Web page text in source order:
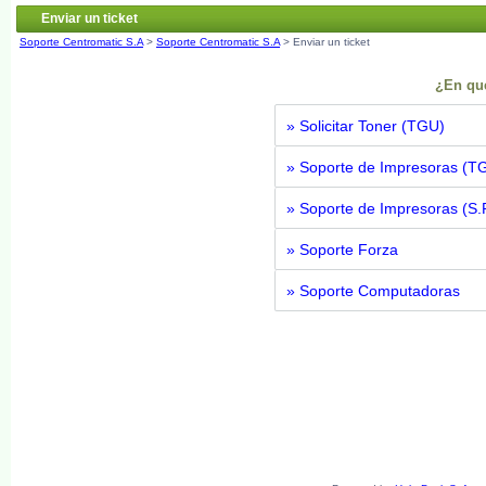
Enviar un ticket
Soporte Centromatic S.A > Soporte Centromatic S.A > Enviar un ticket
¿En
» Solicitar Toner (TGU)
» Soporte de Impresoras
» Soporte de Impresoras
» Soporte Forza
» Soporte Computadoras